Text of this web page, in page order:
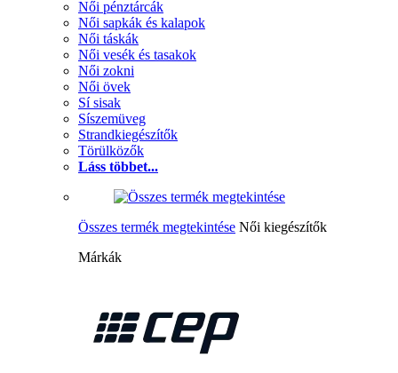
Női pénztárcák
Női sapkák és kalapok
Női táskák
Női vesék és tasakok
Női zokni
Női övek
Sí sisak
Síszemüveg
Strandkiegészítők
Törülközők
Láss többet...
Összes termék megtekintése Női kiegészítők
Márkák